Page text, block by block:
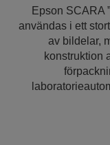
Epson SCARA
användas i ett
av bildelar,
konstruktion